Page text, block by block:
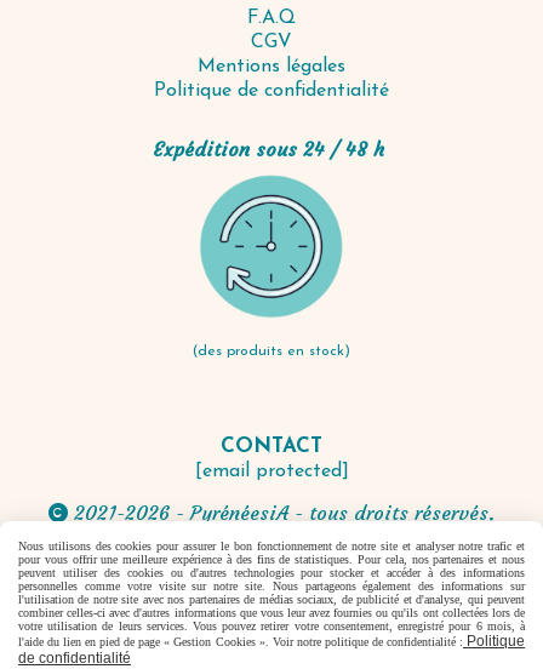
F.A.Q
CGV
Mentions légales
Politique de confidentialité
Expédition sous 24 / 48 h
(des produits en stock)
CONTACT
[email protected]
 2021-2026 - PyrénéesiA - tous droits réservés.
Facebook est désactivé. Autoriser
Mentions Légales
Conditions générales de vente
Nous utilisons des cookies pour assurer le bon fonctionnement de notre site et analyser notre trafic et
pour vous offrir une meilleure expérience à des fins de statistiques. Pour cela, nos partenaires et nous
peuvent utiliser des cookies ou d'autres technologies pour stocker et accéder à des informations
personnelles comme votre visite sur notre site. Nous partageons également des informations sur
l'utilisation de notre site avec nos partenaires de médias sociaux, de publicité et d'analyse, qui peuvent
combiner celles-ci avec d'autres informations que vous leur avez fournies ou qu'ils ont collectées lors de
votre utilisation de leurs services. Vous pouvez retirer votre consentement, enregistré pour 6 mois, à
l'aide du lien en pied de page « Gestion Cookies ». Voir notre politique de confidentialité : Politique
de confidentialité